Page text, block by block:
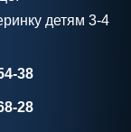
детям 3-4
38
28